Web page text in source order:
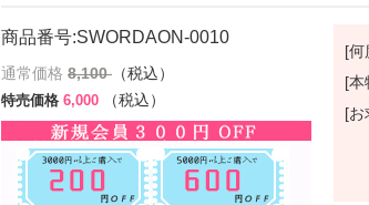
商品番号:SWORDAON-0010
通常価格 8,100 （税込）
特売価格 6,000 （税込）
[何
[本
[お